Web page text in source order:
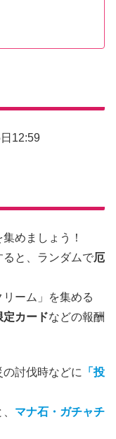
12:59
集めましょう！
と、ランダムで厄
ーム」を集める
定カードなどの報酬
討伐時などに 「投
マナ石・ガチャチ